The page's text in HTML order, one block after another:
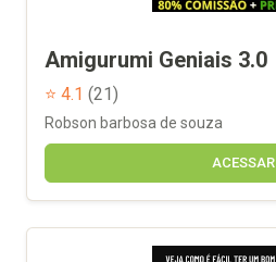
Amigurumi Geniais 3.0
⭐ 4.1 (21)
Robson barbosa de souza
ACESSAR